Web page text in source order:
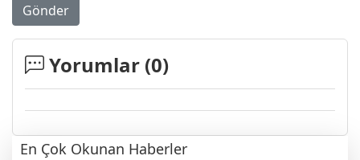
Gönder
Yorumlar (0)
En Çok Okunan Haberler